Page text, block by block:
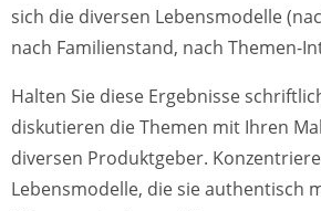
sich die diversen Lebensmodelle
nach Familienstand, nach Themen-
Halten Sie diese Ergebnisse
diskutieren die Themen mit Ihren
diversen Produktgeber.
Lebensmodelle, die sie authentisch